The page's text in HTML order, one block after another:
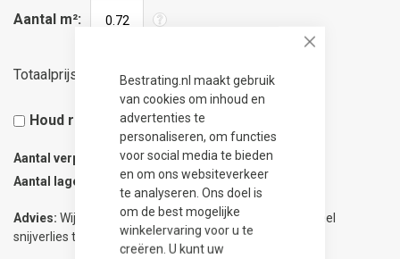
Bestrating.nl maakt gebruik
van cookies om inhoud en
advertenties te
personaliseren, om functies
voor social media te bieden
en om ons websiteverkeer
te analyseren. Ons doel is
om de best mogelijke
winkelervaring voor u te
creëren. U kunt uw
Aantal m²
Totaalprijs 35,24
Houd rekening met 5% snijverlies
Aantal verpakkingen 0.1
Aantal lagen
Advies: Wij adviseren 5% meer te bestellen om eventueel
snijverlies te compenseren.